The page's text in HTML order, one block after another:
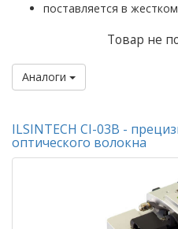
поставляется в
Товар не
Аналоги
ILSINTECH CI-03B -
оптического волокна